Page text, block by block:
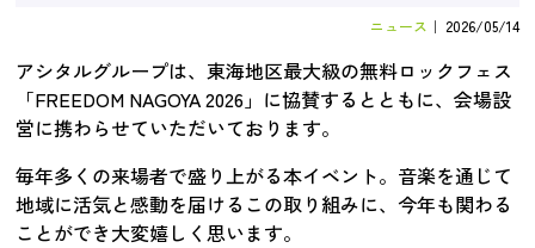
ニュース ｜ 2026/05/14
アシタルグループは、東海地区最大級の無料ロックフェス
「FREEDOM NAGOYA 2026」に協賛するとともに、会場設
営に携わらせていただいております。
毎年多くの来場者で盛り上がる本イベント。音楽を通じて
地域に活気と感動を届けるこの取り組みに、今年も関わる
ことができ大変嬉しく思います。